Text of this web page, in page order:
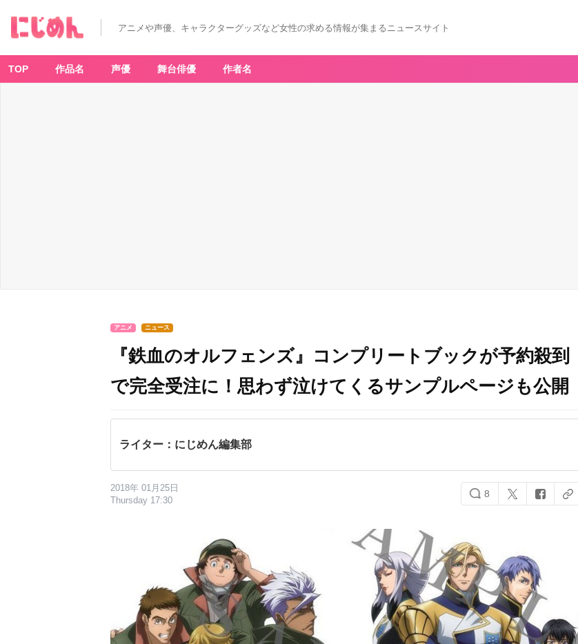
アニメや声優、キャラクターグッズなど女性の求める情報が集まるニュースサイト
TOP 作品名 声優 舞台俳優 作者名
アニメ ニュース
『鉄血のオルフェンズ』コンプリートブックが予約殺到
で完全受注に！思わず泣けてくるサンプルページも公開
ライター：にじめん編集部
2018年 01月25日
Thursday 17:30
8